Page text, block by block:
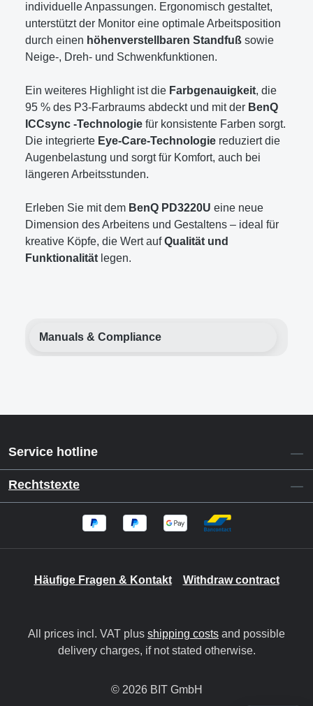
individuelle Anpassungen. Ergonomisch gestaltet,
unterstützt der Monitor eine optimale Arbeitsposition
durch einen höhenverstellbaren Standfuß sowie
Neige-, Dreh- und Schwenkfunktionen.
Ein weiteres Highlight ist die Farbgenauigkeit, die
95 % des P3-Farbraums abdeckt und mit der BenQ
ICCsync -Technologie für konsistente Farben sorgt.
Die integrierte Eye-Care-Technologie reduziert die
Augenbelastung und sorgt für Komfort, auch bei
längeren Arbeitsstunden.
Erleben Sie mit dem BenQ PD3220U eine neue
Dimension des Arbeitens und Gestaltens – ideal für
kreative Köpfe, die Wert aufQualität und
Funktionalität legen.
Manuals & Compliance
Service hotline
Rechtstexte
Häufige Fragen & Kontakt Withdraw contract
All prices incl. VAT plus shipping costs and possible
delivery charges, if not stated otherwise.
© 2026 BIT GmbH